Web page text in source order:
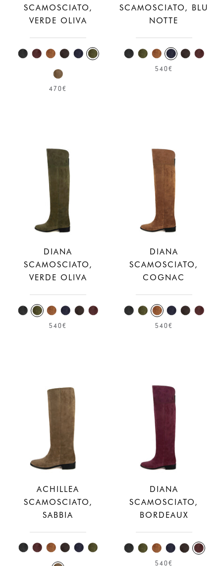
SCAMOSCIATO,
VERDE OLIVA
470€
SCAMOSCIATO, BLU
NOTTE
540€
DIANA
SCAMOSCIATO,
VERDE OLIVA
540€
DIANA
SCAMOSCIATO,
COGNAC
540€
ACHILLEA
SCAMOSCIATO,
SABBIA
DIANA
SCAMOSCIATO,
BORDEAUX
540€